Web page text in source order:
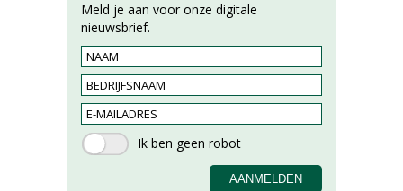
Meld je aan voor onze digitale
nieuwsbrief.